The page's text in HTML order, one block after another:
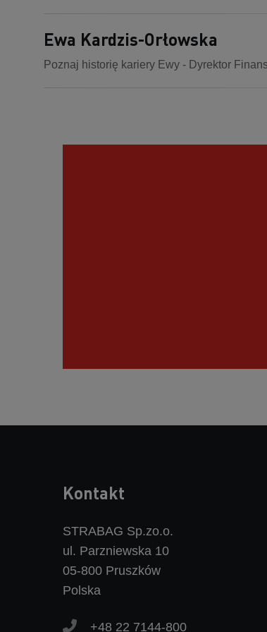
Ewa Kardzis-Orłowska
Poznaj historię kariery Ewy - Dyrektor
Kontakt
STRABAG Sp.zo.o.
ul. Parzniewska 10
05-800 Pruszków
Polska
+48 22 7144-800